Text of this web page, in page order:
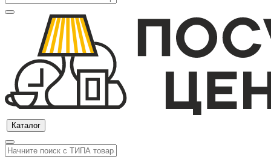
Каталог